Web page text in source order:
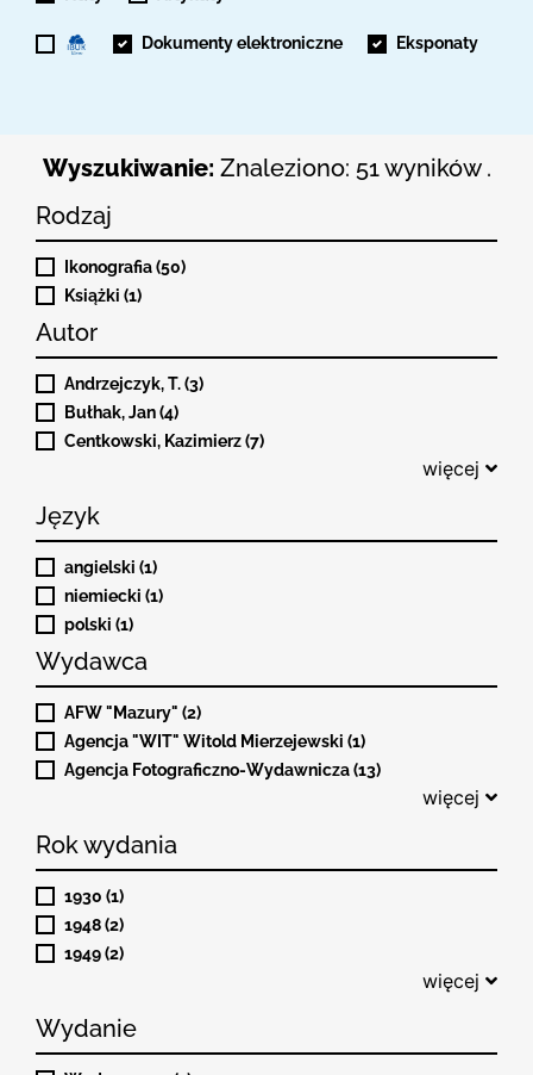
Dokumenty elektroniczne Eksponaty
Wyszukiwanie: Znaleziono: 51 wyników .
Rodzaj
Ikonografia (50)
Książki (1)
Autor
Andrzejczyk, T. (3)
Bułhak, Jan (4)
Centkowski, Kazimierz (7)
więcej
Język
angielski (1)
niemiecki (1)
polski (1)
Wydawca
AFW "Mazury" (2)
Agencja "WIT" Witold Mierzejewski (1)
Agencja Fotograficzno-Wydawnicza (13)
więcej
Rok wydania
1930 (1)
1948 (2)
1949 (2)
więcej
Wydanie